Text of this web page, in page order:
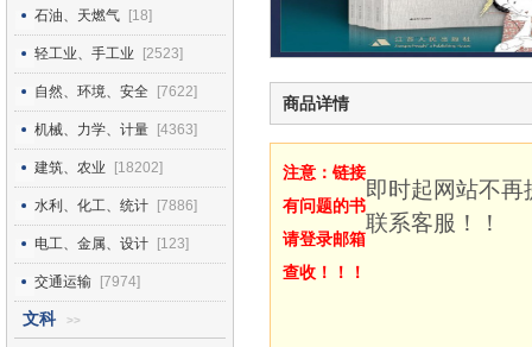
石油、天燃气 [18]
轻工业、手工业 [2523]
自然、环境、安全 [7622]
机械、力学、计量 [4363]
建筑、农业 [18202]
水利、化工、统计 [7886]
电工、金属、设计 [123]
交通运输 [7974]
文科 >>
商品详情
注意：链接
有问题的书
请登录邮箱
查收！！！
即时起网站不
联系客服！！